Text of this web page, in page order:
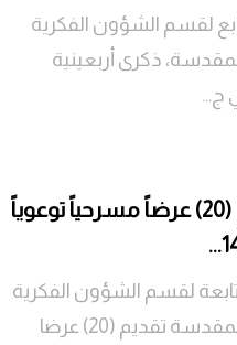
لقسم الشؤون الفكرية
ذكرى أربعينية
ج...
جمعية كشافة الكفيل تقدم (20) عرضاً مسرحياً توعوياً
لقسم الشؤون الفكرية
والثقافية في العتبة العباسية المقدسة تقديم (20) عرضا